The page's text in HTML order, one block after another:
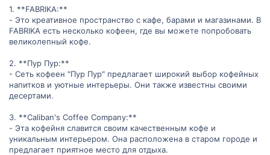
л
с
л
с
1. **FABRIKA:**
- Это креативное пространство с кафе, барами и магазинами. В
FABRIKA есть несколько кофеен, где вы можете попробовать
великолепный кофе.
2. **Пур Пур:**
- Сеть кофеен "Пур Пур" предлагает широкий выбор кофейных
напитков и уютные интерьеры. Они также известны своими
десертами.
3. **Caliban's Coffee Company:**
- Эта кофейня славится своим качественным кофе и
уникальным интерьером. Она расположена в старом городе и
предлагает приятное место для отдыха.